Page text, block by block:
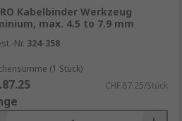
entsteht. Eine gute
Kabelbinder Werkzeug
max. 4.5 to 7.9 mm
Nr. 324-358
(1 Stück)
CHF.87.25/Stück